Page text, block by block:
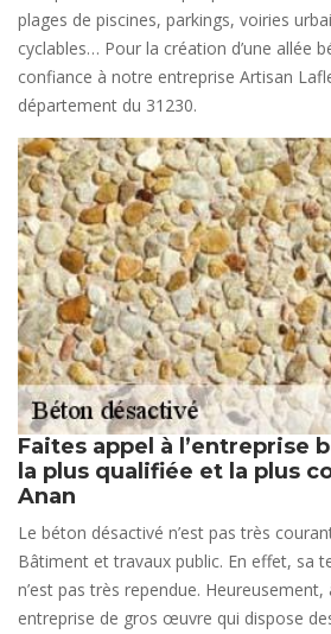
plages de piscines, parkings, voiries
cyclables… Pour la création d’une allée
confiance à notre entreprise Artisan
département du 31230.
Faites appel à l’entreprise
la plus qualifiée et la plus
Anan
Le béton désactivé n’est pas très
Bâtiment et travaux public. En effet, sa
n’est pas très rependue.
entreprise de gros œuvre qui dispose